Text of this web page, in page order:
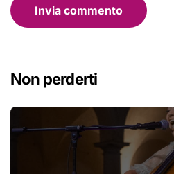
Non perderti